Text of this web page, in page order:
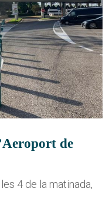
de
4 de la matinada,